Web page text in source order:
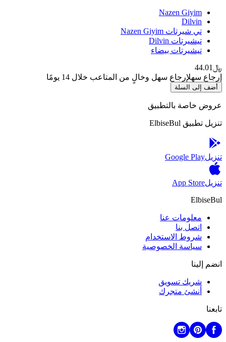
Nazen Giyim
Dilvin
تي شيرتات Nazen Giyim
تيشيرتات Dilvin
تيشيرتات بيضاء
﷼44.01
إرجاع سهلإرجاع سهل وخالٍ من المتاعب خلال 14 يومًا
أضف إلى السلة
عروض خاصة بالتطبيق
تنزيل تطبيق ElbiseBul
تنزيلGoogle Play
تنزيلApp Store
ElbiseBul
معلومات عنا
اتصل بنا
شروط الاستخدام
سياسة الخصوصية
انضم إلينا
شريك تسويق
أنشئ متجرك
تابعنا